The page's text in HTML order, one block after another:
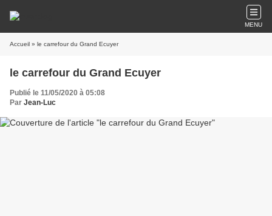
MENU
Accueil » le carrefour du Grand Ecuyer
le carrefour du Grand Ecuyer
Publié le 11/05/2020 à 05:08
Par Jean-Luc